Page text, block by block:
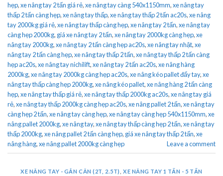
hẹp,xe nâng tay 2 tấn giá rẻ,xe nâng tay càng 540x1150mm,xe nâng tay
thấp 2 tấn càng hẹp,xe nâng tay thấp,xe nâng tay thấp 2 tấn ac20s,xe nâng
tay 2000kg giá rẻ,xe nâng tay thấp càng hẹp,xe nâng tay 2 tấn,xe nâng tay
càng hẹp 2000kg, giá xe nâng tay 2 tấn,xe nâng tay 2000kg càng hẹp,xe
nâng tay 2000kg,xe nâng tay 2 tấn càng hẹp ac20s,xe nâng tay nhật,xe
nâng tay 2 tấn càng hẹp,xe nâng tay thấp 2 tấn,xe nâng tay thấp 2 tấn càng
hẹp ac20s,xe nâng tay nichilift,xe nâng tay 2 tấn ac20s,xe nâng hàng
2000kg,xe nâng tay 2000kg càng hẹp ac20s,xe nâng kéo pallet đẩy tay,xe
nâng tay thấp càng hẹp 2000kg,xe nâng kéo pallet,xe nâng hàng 2 tấn càng
hẹp,xe nâng tay thấp giá rẻ,xe nâng tay thấp 2000kg ac20s,xe nâng tay giá
rẻ,xe nâng tay thấp 2000kg càng hẹp ac20s,xe nâng pallet 2 tấn,xe nâng tay
càng hẹp 2 tấn,xe nâng tay càng hẹp,xe nâng tay càng hẹp 540x1150mm,xe
nâng pallet 2000kg,xe nâng tay,xe nâng tay thấp càng hẹp 2 tấn,xe nâng tay
thấp 2000kg,xe nâng pallet 2 tấn càng hẹp, giá xe nâng tay thấp 2 tấn,xe
nâng hàng,xe nâng pallet 2000kg càng hẹp Leave a comment
XE NÂNG TAY - GẮN CÂN (2T, 2.5T) ,XE NÂNG TAY 1 TẤN - 5 TẤN